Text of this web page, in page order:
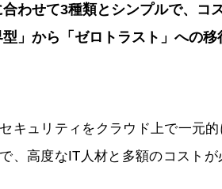
わせて3種類とシンプルで、コ
」から「ゼロトラスト」への移
キュリティをクラウド上で一元
、高度なIT人材と多額のコストが